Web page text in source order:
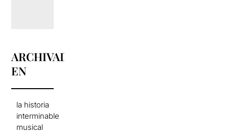
ARCHIVADO
EN
la historia
interminable
musical